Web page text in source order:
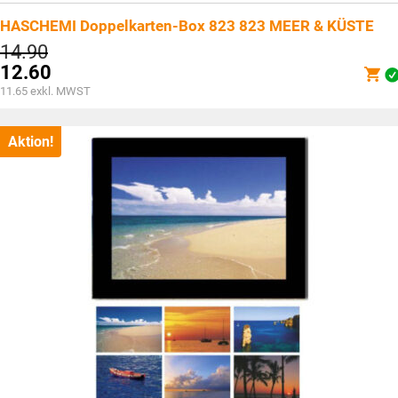
HASCHEMI Doppelkarten-Box 823 823 MEER & KÜSTE
14.90Ursprünglicher
Preis
war:
CHF14.90
12.60
Aktueller
ist:
CHF12.60.
11.65 exkl. MWST
Aktion!